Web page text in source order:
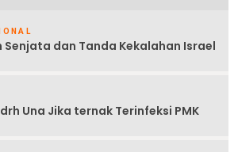
Senjata dan Tanda Kekalahan Israel
Una Jika ternak Terinfeksi PMK